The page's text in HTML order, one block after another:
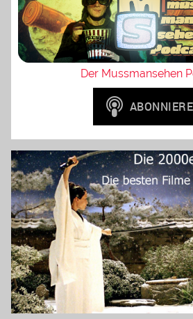
Der Mussmansehen